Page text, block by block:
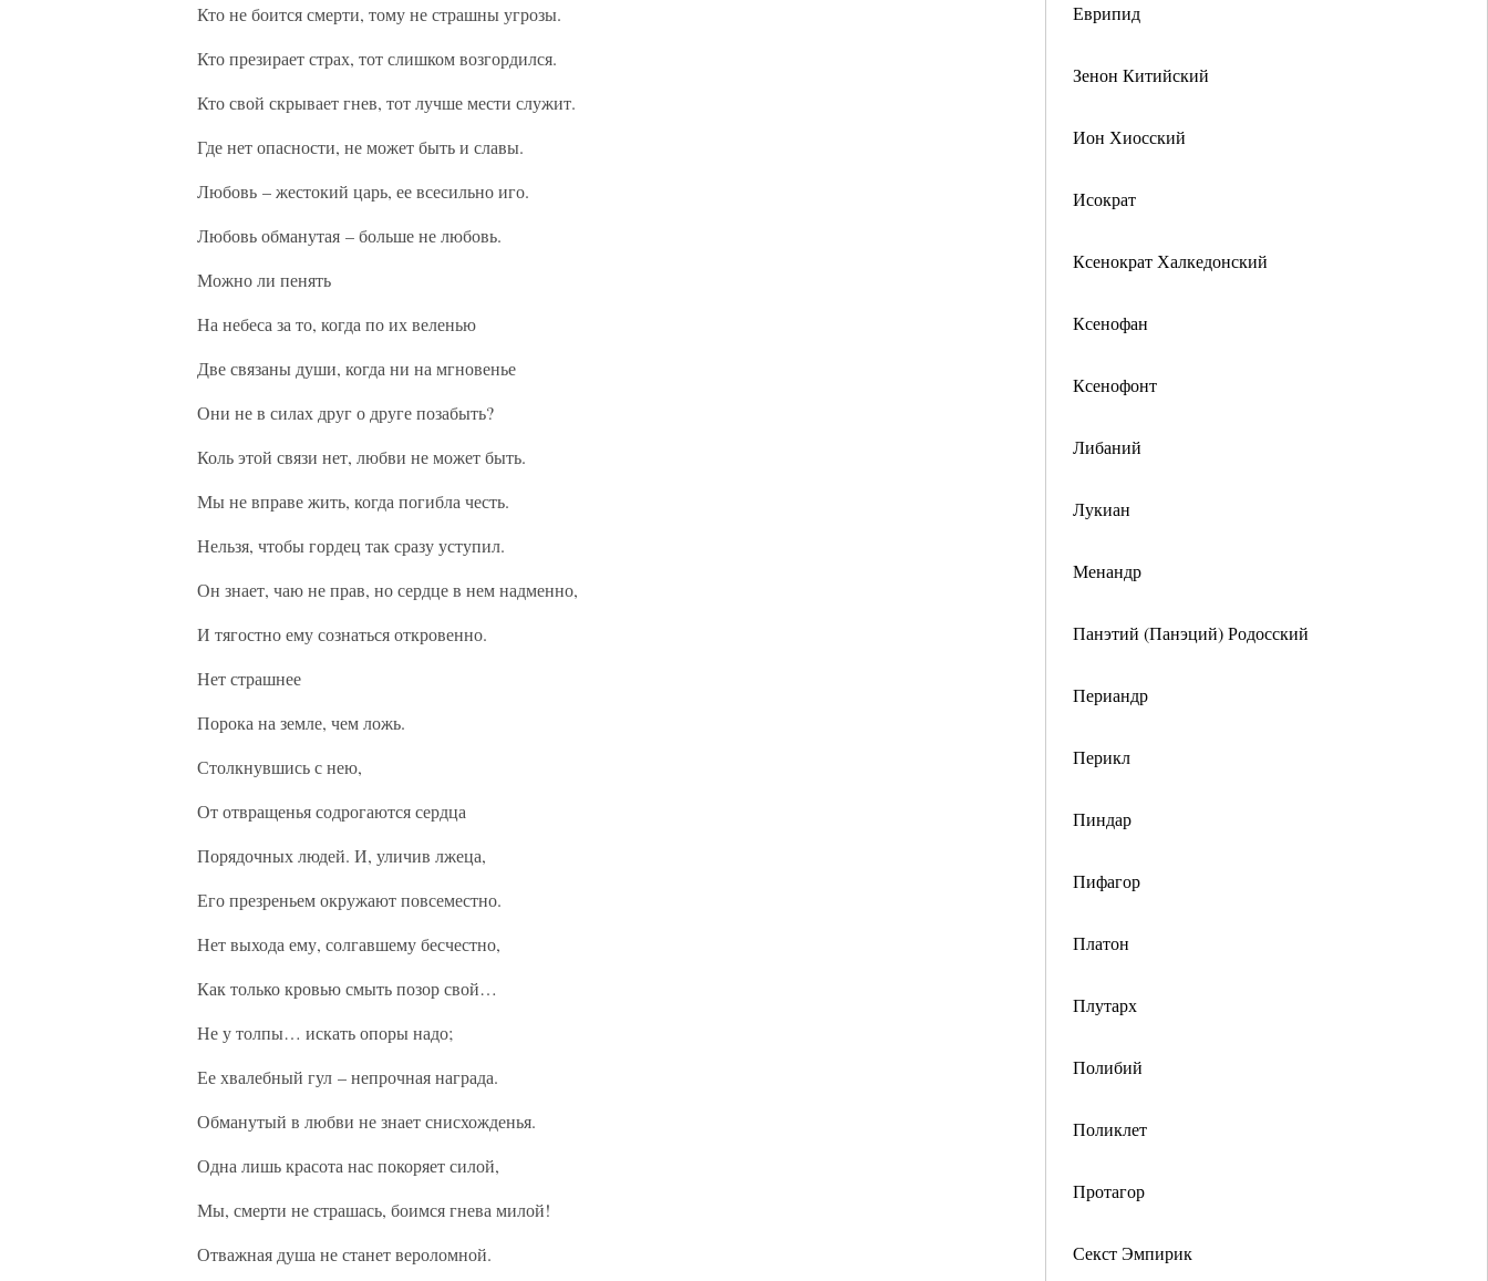
Еврипид
Зенон Китийский
Ион Хиосский
Исократ
Ксенократ Халкедонский
Ксенофан
Ксенофонт
Либаний
Лукиан
Менандр
Панэтий (Панэций) Родосский
Периандр
Перикл
Пиндар
Пифагор
Платон
Плутарх
Полибий
Поликлет
Протагор
Секст Эмпирик
Кто не боится смерти, тому не страшны угрозы.
Кто презирает страх, тот слишком возгордился.
Кто свой скрывает гнев, тот лучше мести служит.
Где нет опасности, не может быть и славы.
Любовь – жестокий царь, ее всесильно иго.
Любовь обманутая – больше не любовь.
Можно ли пенять
На небеса за то, когда по их веленью
Две связаны души, когда ни на мгновенье
Они не в силах друг о друге позабыть?
Коль этой связи нет, любви не может быть.
Мы не вправе жить, когда погибла честь.
Нельзя, чтобы гордец так сразу уступил.
Он знает, чаю не прав, но сердце в нем надменно,
И тягостно ему сознаться откровенно.
Нет страшнее
Порока на земле, чем ложь.
Столкнувшись с нею,
От отвращенья содрогаются сердца
Порядочных людей. И, уличив лжеца,
Его презреньем окружают повсеместно.
Нет выхода ему, солгавшему бесчестно,
Как только кровью смыть позор свой…
Не у толпы… искать опоры надо;
Ее хвалебный гул – непрочная награда.
Обманутый в любви не знает снисхожденья.
Одна лишь красота нас покоряет силой,
Мы, смерти не страшась, боимся гнева милой!
Отважная душа не станет вероломной.